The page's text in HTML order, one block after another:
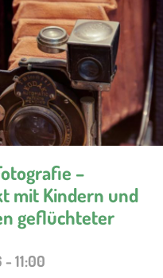
–
mit Kindern und
geflüchteter
11:00